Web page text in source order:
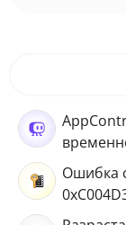
Ошибка